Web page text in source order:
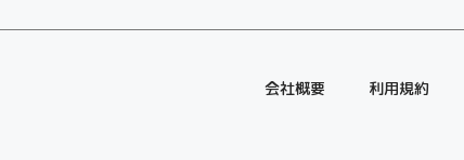
会社概要 利用規約